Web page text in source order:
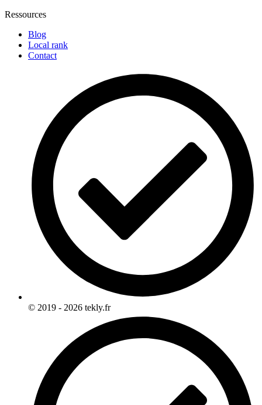
Ressources
Blog
Local rank
Contact
© 2019 - 2026 tekly.fr